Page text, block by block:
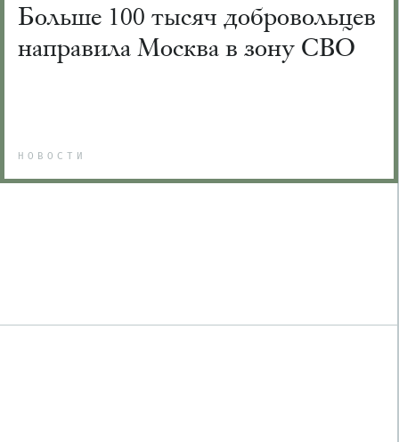
Больше 100 тысяч добровольцев
направила Москва в зону СВО
НОВОСТИ